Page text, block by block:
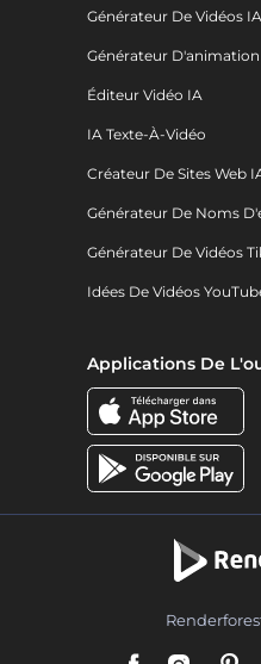
Générateur De Vidéos IA
Générateur
Éditeur Vidéo IA
IA Texte-À-Vidéo
Créateur De Sites Web
Générateur De Noms
Générateur De Vidéos
Idées De Vidéos
Applications De